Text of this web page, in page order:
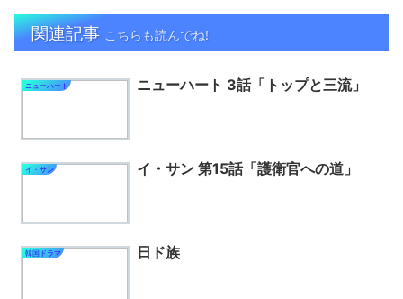
関連記事 こちらも読んでね!
ニューハート ニューハート 3話「トップと三流」
イ・サン イ・サン 第15話「護衛官への道」
韓国ドラマ 日ド族